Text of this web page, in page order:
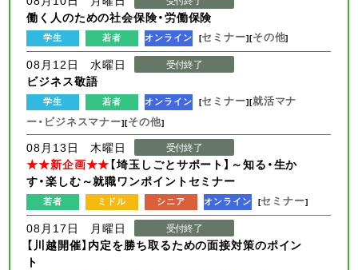
働く人のための社会保険・労働保険
学生 若者 オンライン [セミナー][その他]
08月12日 水曜日 受付終了
ビジネス敬語
学生 若者 オンライン [セミナー][就活マナ
ー・ビジネスマナー][その他]
08月13日 木曜日 受付終了
★★新企画★★【埼玉しごとサポート】～知る・生か
す・楽しむ～就職ワンポイントセミナー
若者 ミドル シニア オンライン [セミナー]
08月17日 月曜日 受付終了
【川越開催】内定を勝ち取るための面接対策のポイン
ト